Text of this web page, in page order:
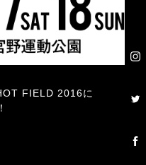
FIELD 2016に